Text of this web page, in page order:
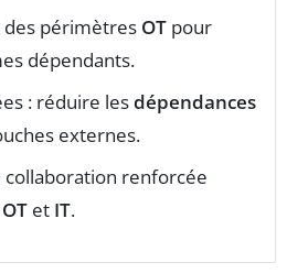
des périmètres OT pour
dépendants.
: réduire lesdépendances
externes.
collaboration renforcée
OT et IT.